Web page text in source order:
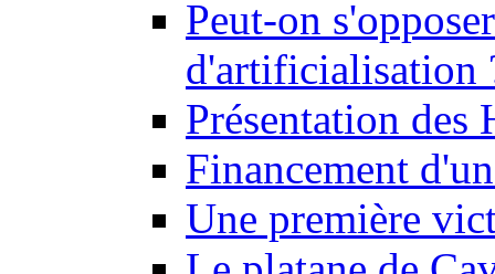
Peut-on
d'artificialisation
Présentation des
Financement
Une première